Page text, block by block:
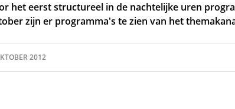
het eerst structureel in de nachtelijke uren
zijn er programma's te zien van het
2012